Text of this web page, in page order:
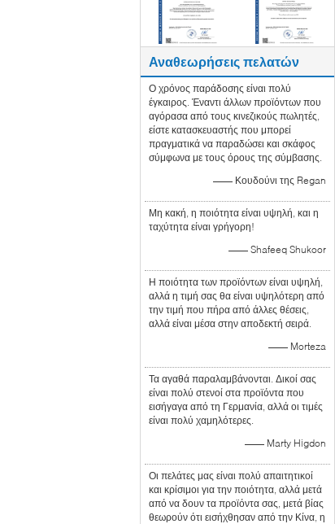
Αναθεωρήσεις πελατών
Ο χρόνος παράδοσης είναι πολύ
έγκαιρος. Έναντι άλλων προϊόντων που
αγόρασα από τους κινεζικούς πωλητές,
είστε κατασκευαστής που μπορεί
πραγματικά να παραδώσει και σκάφος
σύμφωνα με τους όρους της σύμβασης.
—— Κουδούνι της Regan
Μη κακή, η ποιότητα είναι υψηλή, και η
ταχύτητα είναι γρήγορη!
—— Shafeeq Shukoor
Η ποιότητα των προϊόντων είναι υψηλή,
αλλά η τιμή σας θα είναι υψηλότερη από
την τιμή που πήρα από άλλες θέσεις,
αλλά είναι μέσα στην αποδεκτή σειρά.
—— Morteza
Τα αγαθά παραλαμβάνονται. Δικοί σας
είναι πολύ στενοί στα προϊόντα που
εισήγαγα από τη Γερμανία, αλλά οι τιμές
είναι πολύ χαμηλότερες.
—— Marty Higdon
Οι πελάτες μας είναι πολύ απαιτητικοί
και κρίσιμοι για την ποιότητα, αλλά μετά
από να δουν τα προϊόντα σας, μετά βίας
θεωρούν ότι εισήχθησαν από την Κίνα, η